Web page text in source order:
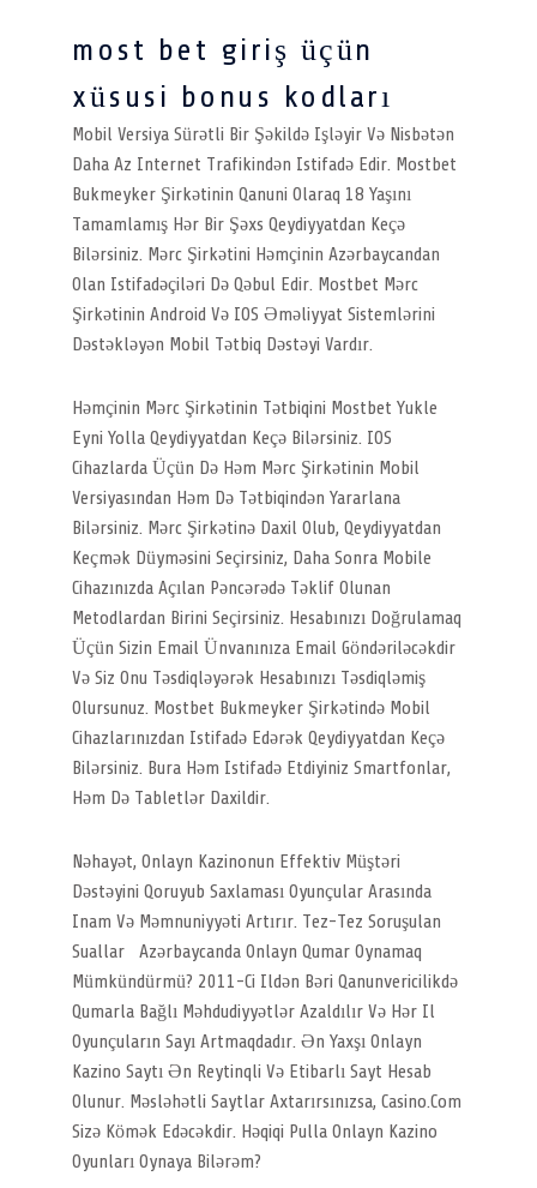
most bet giriş üçün
xüsusi bonus kodları
Mobil Versiya Sürətli Bir Şəkildə Işləyir Və Nisbətən
Daha Az Internet Trafikindən Istifadə Edir. Mostbet
Bukmeyker Şirkətinin Qanuni Olaraq 18 Yaşını
Tamamlamış Hər Bir Şəxs Qeydiyyatdan Keçə
Bilərsiniz. Mərc Şirkətini Həmçinin Azərbaycandan
Olan Istifadəçiləri Də Qəbul Edir. Mostbet Mərc
Şirkətinin Android Və IOS Əməliyyat Sistemlərini
Dəstəkləyən Mobil Tətbiq Dəstəyi Vardır.
Həmçinin Mərc Şirkətinin Tətbiqini Mostbet Yukle
Eyni Yolla Qeydiyyatdan Keçə Bilərsiniz. IOS
Cihazlarda Üçün Də Həm Mərc Şirkətinin Mobil
Versiyasından Həm Də Tətbiqindən Yararlana
Bilərsiniz. Mərc Şirkətinə Daxil Olub, Qeydiyyatdan
Keçmək Düyməsini Seçirsiniz, Daha Sonra Mobile
Cihazınızda Açılan Pəncərədə Təklif Olunan
Metodlardan Birini Seçirsiniz. Hesabınızı Doğrulamaq
Üçün Sizin Email Ünvanınıza Email Göndəriləcəkdir
Və Siz Onu Təsdiqləyərək Hesabınızı Təsdiqləmiş
Olursunuz. Mostbet Bukmeyker Şirkətində Mobil
Cihazlarınızdan Istifadə Edərək Qeydiyyatdan Keçə
Bilərsiniz. Bura Həm Istifadə Etdiyiniz Smartfonlar,
Həm Də Tabletlər Daxildir.
Nəhayət, Onlayn Kazinonun Effektiv Müştəri
Dəstəyini Qoruyub Saxlaması Oyunçular Arasında
Inam Və Məmnuniyyəti Artırır. Tez-Tez Soruşulan
Suallar Azərbaycanda Onlayn Qumar Oynamaq
Mümkündürmü? 2011-Ci Ildən Bəri Qanunvericilikdə
Qumarla Bağlı Məhdudiyyətlər Azaldılır Və Hər Il
Oyunçuların Sayı Artmaqdadır. Ən Yaxşı Onlayn
Kazino Saytı Ən Reytinqli Və Etibarlı Sayt Hesab
Olunur. Məsləhətli Saytlar Axtarırsınızsa, Casino.com
Sizə Kömək Edəcəkdir. Həqiqi Pulla Onlayn Kazino
Oyunları Oynaya Bilərəm?